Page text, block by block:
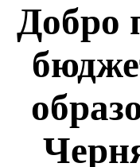
Добро